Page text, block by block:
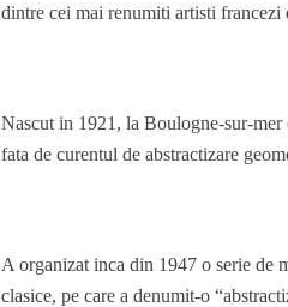
dintre cei mai renumiti artisti
Nascut in 1921, la Boulogne-sur-mer
fata de curentul de abstractizare
A organizat inca din 1947 o serie de
clasice, pe care a denumit-o